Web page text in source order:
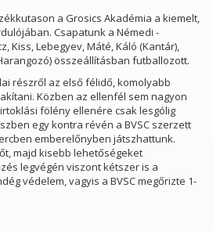
a Grosics Akadémia a kiemelt,
Csapatunk a Némedi -
Kiss, Lebegyev, Máté, Káló (Kantár),
összeállításban futballozott.
részről az első félidő, komolyabb
Közben az ellenfél sem nagyon
fölény ellenére csak lesgólig
egy kontra révén a BVSC szerzett
emberelőnyben játszhattunk.
majd kisebb lehetőségeket
legvégén viszont kétszer is a
védelem, vagyis a BVSC megőrizte 1-